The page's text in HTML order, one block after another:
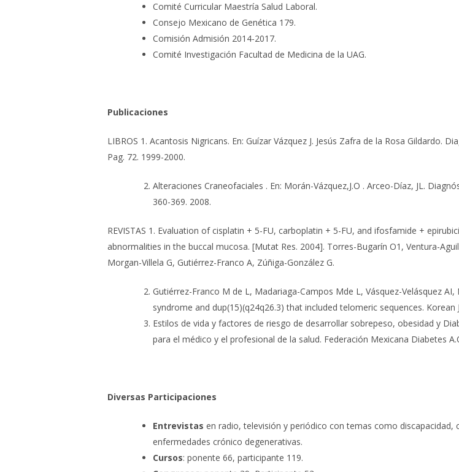
Comité Curricular Maestría Salud Laboral.
Consejo Mexicano de Genética 179.
Comisión Admisión 2014-2017.
Comité Investigación Facultad de Medicina de la UAG.
Publicaciones
LIBROS 1. Acantosis Nigricans. En: Guízar Vázquez J. Jesús Zafra de la Rosa Gildardo.
Pag. 72. 1999-2000.
Alteraciones Craneofaciales . En: Morán-Vázquez,J.O . Arceo-Díaz, JL.
360-369. 2008.
REVISTAS 1. Evaluation of cisplatin + 5-FU, carboplatin + 5-FU, and ifosfamide +
abnormalities in the buccal mucosa. [Mutat Res. 2004]. Torres-Bugarín O1, Ventura-
Morgan-Villela G, Gutiérrez-Franco A, Zúñiga-González G.
Gutiérrez-Franco M de L, Madariaga-Campos Mde L, Vásquez-Velásquez
syndrome and dup(15)(q24q26.3) that included telomeric sequences. Korean
Estilos de vida y factores de riesgo de desarrollar sobrepeso, obesidad y
para el médico y el profesional de la salud. Federación Mexicana Diabetes
Diversas Participaciones
Entrevistas en radio, televisión y periódico con temas como discapacidad,
enfermedades crónico degenerativas.
Cursos: ponente 66, participante 119.